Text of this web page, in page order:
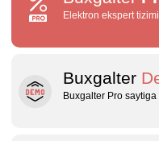
Elektron ekspert
Buxgalter
Buxgalter Pro